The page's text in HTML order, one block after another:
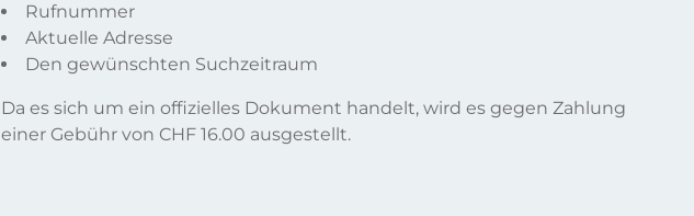
Rufnummer
Aktuelle Adresse
Den gewünschten Suchzeitraum
Da es sich um ein offizielles Dokument handelt, wird es gegen Zahlung
einer Gebühr von CHF 16.00 ausgestellt.